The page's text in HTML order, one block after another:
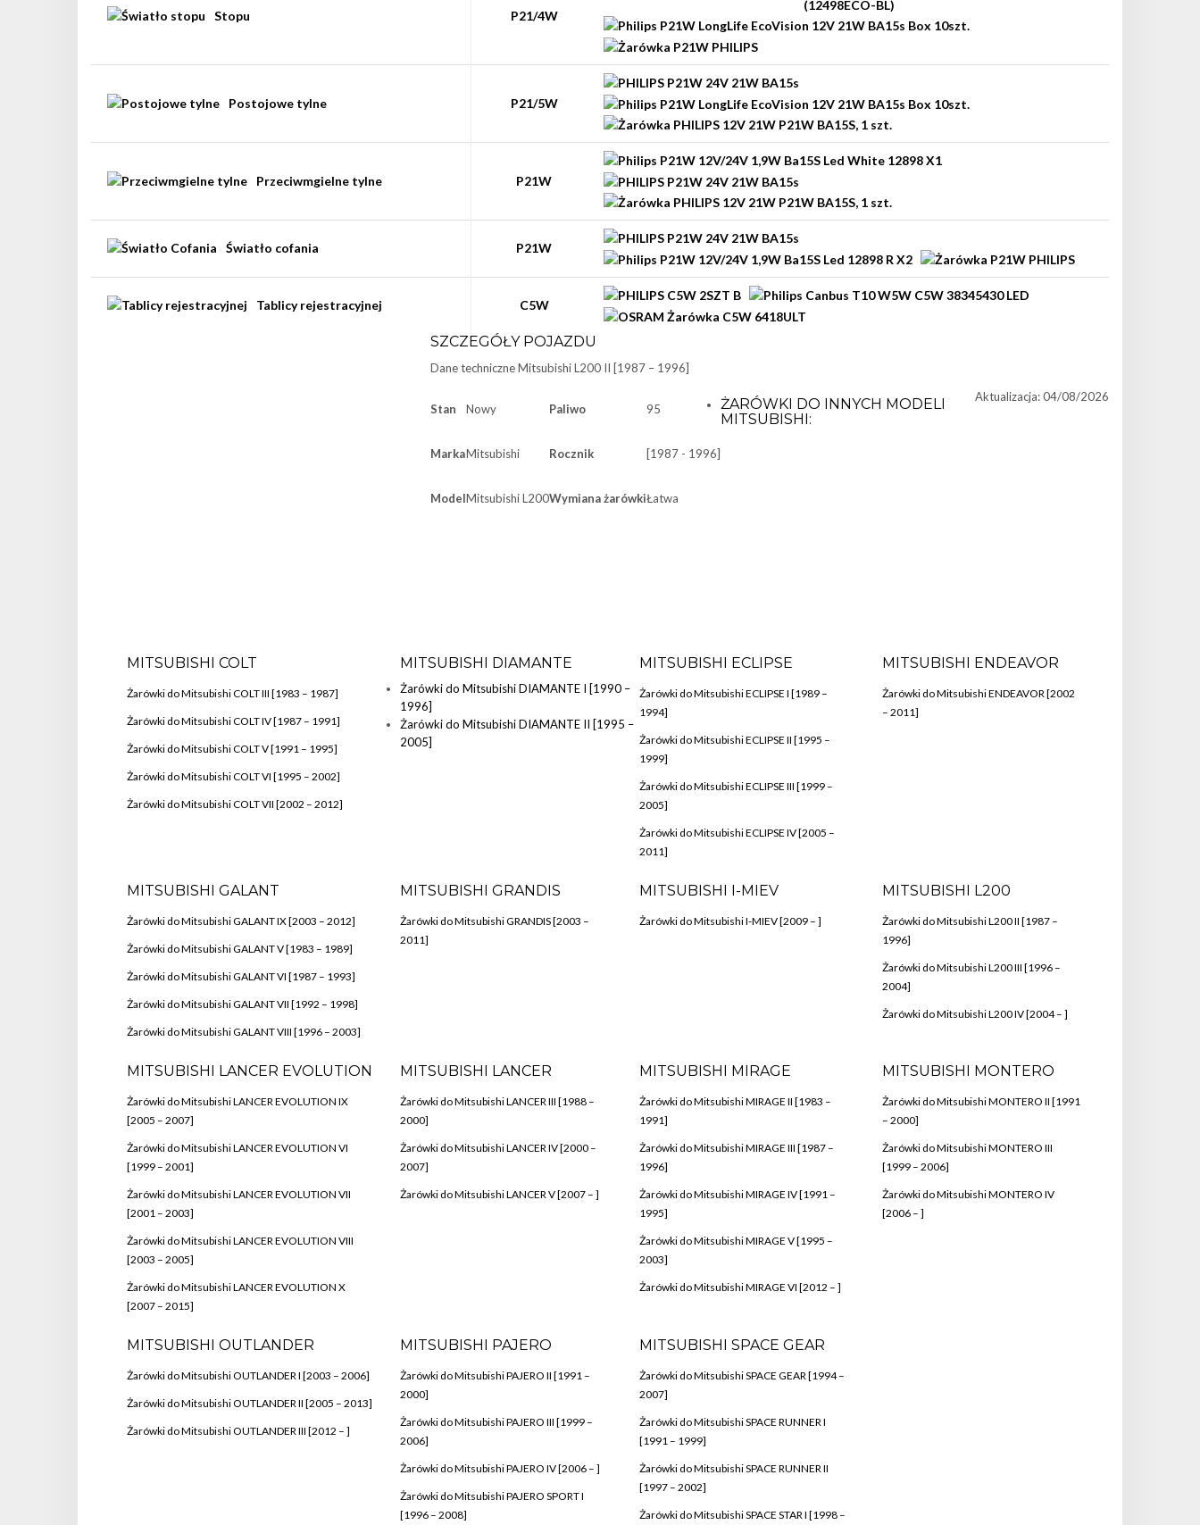
Stopu P21/4W
Postojowe tylne P21/5W
Przeciwmgielne tylne P21W
Światło cofania P21W
Tablicy rejestracyjnej C5W
SZCZEGÓŁY POJAZDU
Dane techniczneMitsubishi L200 II [1987 – 1996]
Stan Nowy
MarkaMitsubishi
ModelMitsubishi L200
Paliwo 95
Rocznik [1987 - 1996]
Wymiana żarówkiŁatwa
Aktualizacja: 04/08/2026
ŻARÓWKI DO INNYCH MODELI
MITSUBISHI:
MITSUBISHI COLT
Żarówki do Mitsubishi COLT III [1983 – 1987]
Żarówki do Mitsubishi COLT IV [1987 – 1991]
Żarówki do Mitsubishi COLT V [1991 – 1995]
Żarówki do Mitsubishi COLT VI [1995 – 2002]
Żarówki do Mitsubishi COLT VII [2002 – 2012]
MITSUBISHI DIAMANTE
Żarówki do Mitsubishi DIAMANTE I [1990 –
1996]
Żarówki do Mitsubishi DIAMANTE II [1995 –
2005]
MITSUBISHI ECLIPSE
Żarówki do Mitsubishi ECLIPSE I [1989 –
1994]
Żarówki do Mitsubishi ECLIPSE II [1995 –
1999]
Żarówki do Mitsubishi ECLIPSE III [1999 –
2005]
Żarówki do Mitsubishi ECLIPSE IV [2005 –
2011]
MITSUBISHI ENDEAVOR
Żarówki do Mitsubishi ENDEAVOR [2002
– 2011]
MITSUBISHI GALANT
Żarówki do Mitsubishi GALANT IX [2003 – 2012]
Żarówki do Mitsubishi GALANT V [1983 – 1989]
Żarówki do Mitsubishi GALANT VI [1987 – 1993]
Żarówki do Mitsubishi GALANT VII [1992 – 1998]
Żarówki do Mitsubishi GALANT VIII [1996 – 2003]
MITSUBISHI GRANDIS
Żarówki do Mitsubishi GRANDIS [2003 –
2011]
MITSUBISHI I-MIEV
Żarówki do Mitsubishi I-MIEV [2009 – ]
MITSUBISHI L200
Żarówki do Mitsubishi L200 II [1987 –
1996]
Żarówki do Mitsubishi L200 III [1996 –
2004]
Żarówki do Mitsubishi L200 IV [2004 – ]
MITSUBISHI LANCER EVOLUTION
Żarówki do Mitsubishi LANCER EVOLUTION IX
[2005 – 2007]
Żarówki do Mitsubishi LANCER EVOLUTION VI
[1999 – 2001]
Żarówki do Mitsubishi LANCER EVOLUTION VII
[2001 – 2003]
Żarówki do Mitsubishi LANCER EVOLUTION VIII
[2003 – 2005]
Żarówki do Mitsubishi LANCER EVOLUTION X
[2007 – 2015]
MITSUBISHI LANCER
Żarówki do Mitsubishi LANCER III [1988 –
2000]
Żarówki do Mitsubishi LANCER IV [2000 –
2007]
Żarówki do Mitsubishi LANCER V [2007 – ]
MITSUBISHI MIRAGE
Żarówki do Mitsubishi MIRAGE II [1983 –
1991]
Żarówki do Mitsubishi MIRAGE III [1987 –
1996]
Żarówki do Mitsubishi MIRAGE IV [1991 –
1995]
Żarówki do Mitsubishi MIRAGE V [1995 –
2003]
Żarówki do Mitsubishi MIRAGE VI [2012 – ]
MITSUBISHI MONTERO
Żarówki do Mitsubishi MONTERO II [1991
– 2000]
Żarówki do Mitsubishi MONTERO III
[1999 – 2006]
Żarówki do Mitsubishi MONTERO IV
[2006 – ]
MITSUBISHI OUTLANDER
Żarówki do Mitsubishi OUTLANDER I [2003 – 2006]
Żarówki do Mitsubishi OUTLANDER II [2005 – 2013]
Żarówki do Mitsubishi OUTLANDER III [2012 – ]
MITSUBISHI PAJERO
Żarówki do Mitsubishi PAJERO II [1991 –
2000]
Żarówki do Mitsubishi PAJERO III [1999 –
2006]
Żarówki do Mitsubishi PAJERO IV [2006 – ]
Żarówki do Mitsubishi PAJERO SPORT I
[1996 – 2008]
MITSUBISHI SPACE GEAR
Żarówki do Mitsubishi SPACE GEAR [1994 –
2007]
Żarówki do Mitsubishi SPACE RUNNER I
[1991 – 1999]
Żarówki do Mitsubishi SPACE RUNNER II
[1997 – 2002]
Żarówki do Mitsubishi SPACE STAR I [1998 –